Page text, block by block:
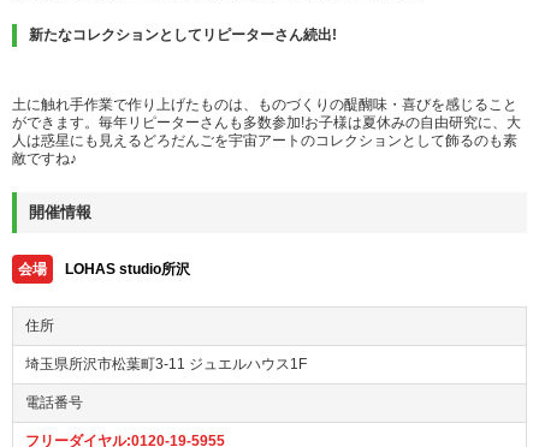
新たなコレクションとしてリピーターさん続出!
土に触れ手作業で作り上げたものは、ものづくりの醍醐味・喜びを感じること
ができます。毎年リピーターさんも多数参加!お子様は夏休みの自由研究に、大
人は惑星にも見えるどろだんごを宇宙アートのコレクションとして飾るのも素
敵ですね♪
開催情報
会場 LOHAS studio所沢
住所
埼玉県所沢市松葉町3-11 ジュエルハウス1F
電話番号
フリーダイヤル:0120-19-5955